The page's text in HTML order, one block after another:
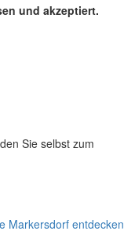
und akzeptiert.
Sie selbst zum